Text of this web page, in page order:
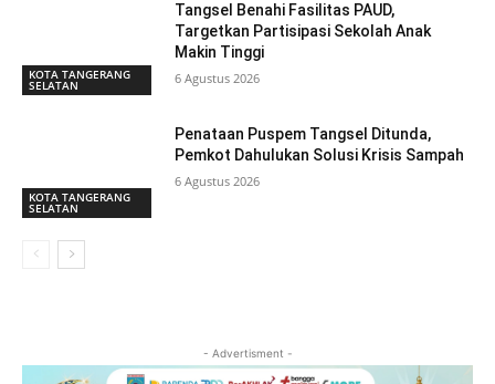
KOTA TANGERANG
SELATAN
Tangsel Benahi Fasilitas PAUD,
Targetkan Partisipasi Sekolah Anak
Makin Tinggi
6 Agustus 2026
KOTA TANGERANG
SELATAN
Penataan Puspem Tangsel Ditunda,
Pemkot Dahulukan Solusi Krisis Sampah
6 Agustus 2026
- Advertisment -